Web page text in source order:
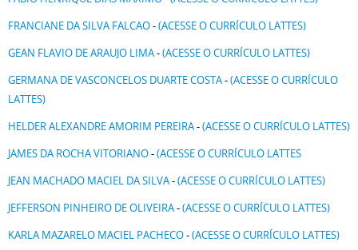
FRANCIANE DA SILVA FALCAO-(ACESSE O CURRÍCULO LATTES)
GEAN FLAVIO DE ARAUJO LIMA-(ACESSE O CURRÍCULO LATTES)
GERMANA DE VASCONCELOS DUARTE COSTA-(ACESSE O CURRÍCULO
LATTES)
HELDER ALEXANDRE AMORIM PEREIRA-(ACESSE O CURRÍCULO LATTES)
JAMES DA ROCHA VITORIANO-(ACESSE O CURRÍCULO LATTES
JEAN MACHADO MACIEL DA SILVA-(ACESSE O CURRÍCULO LATTES)
JEFFERSON PINHEIRO DE OLIVEIRA-(ACESSE O CURRÍCULO LATTES)
KARLA MAZARELO MACIEL PACHECO-(ACESSE O CURRÍCULO LATTES)